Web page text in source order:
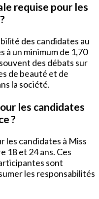
requise pour les
des candidates au
à un minimum de 1,70
des débats sur
de beauté et de
la société.
les candidates
?
les candidates à Miss
18 et 24 ans. Ces
sont
les responsabilités